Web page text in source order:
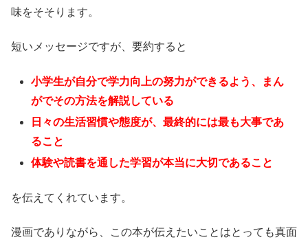
味をそそります。
短いメッセージですが、要約すると
小学生が自分で学力向上の努力ができるよう、まん
がでその方法を解説している
日々の生活習慣や態度が、最終的には最も大事であ
ること
体験や読書を通した学習が本当に大切であること
を伝えてくれています。
漫画でありながら、この本が伝えたいことはとっても真面